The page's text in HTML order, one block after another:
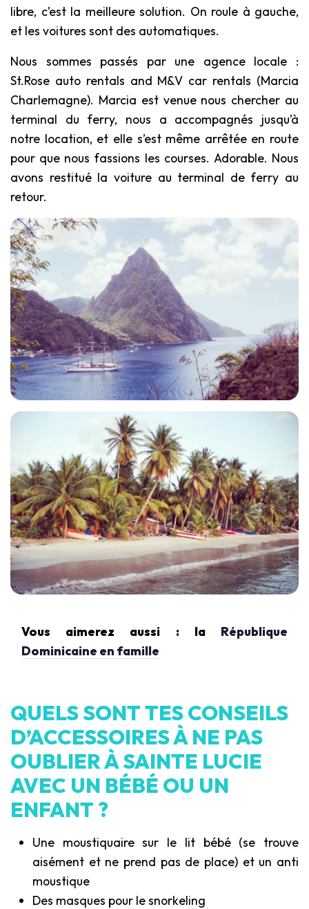
libre, c’est la meilleure solution. On roule à gauche,
et les voitures sont des automatiques.
Nous sommes passés par une agence locale :
St.Rose auto rentals and M&V car rentals (Marcia
Charlemagne). Marcia est venue nous chercher au
terminal du ferry, nous a accompagnés jusqu’à
notre location, et elle s’est même arrêtée en route
pour que nous fassions les courses. Adorable. Nous
avons restitué la voiture au terminal de ferry au
retour.
Vous aimerez aussi : la République
Dominicaine en famille
QUELS SONT TES CONSEILS
D’ACCESSOIRES À NE PAS
OUBLIER À SAINTE LUCIE
AVEC UN BÉBÉ OU UN
ENFANT ?
Une moustiquaire sur le lit bébé (se trouve
aisément et ne prend pas de place) et un anti
moustique
Des masques pour le snorkeling